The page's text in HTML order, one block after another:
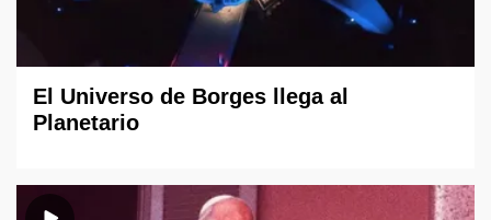
El Universo de Borges llega al
Planetario